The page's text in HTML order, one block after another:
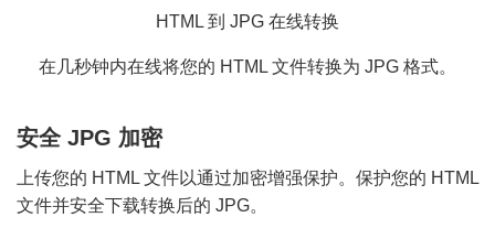
HTML 到 JPG 在线转换
在几秒钟内在线将您的 HTML 文件转换为 JPG 格式。
安全 JPG 加密
上传您的 HTML 文件以通过加密增强保护。保护您的 HTML
文件并安全下载转换后的 JPG。